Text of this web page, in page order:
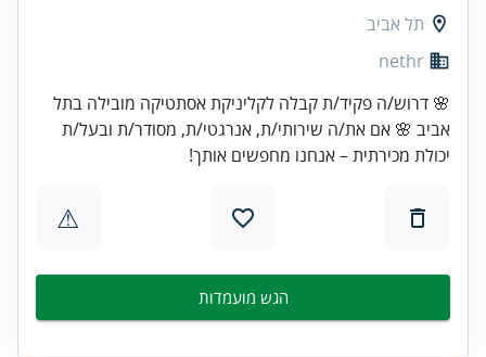
תל אביב
nethr
🌸 דרוש/ה פקיד/ת קבלה לקליניקת אסתטיקה מובילה בתל
אביב 🌸 אם את/ה שירותי/ת, אנרגטי/ת, מסודר/ת ובעל/ת
יכולת מכירתית – אנחנו מחפשים אותך!
⚠
הגש מועמדות